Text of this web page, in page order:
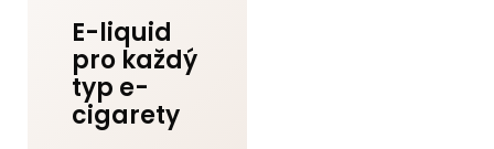
E-liquid
pro každý
typ e-
cigarety